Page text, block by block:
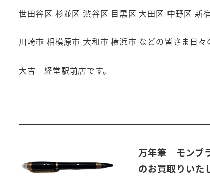
世田谷区 杉並区 渋谷区 目黒区 大田区 中野区 新
川崎市 相模原市 大和市 横浜市 などの皆さま日々
大吉 経堂駅前店です。
万年筆 モンブ
のお買取りいた